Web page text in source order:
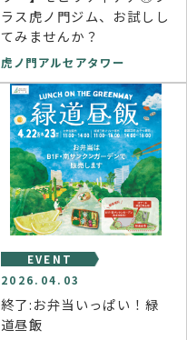
ラス虎ノ門ジム、お試しし
てみませんか？
虎ノ門アルセアタワー
EVENT
2026.04.03
終了:お弁当いっぱい！緑
道昼飯